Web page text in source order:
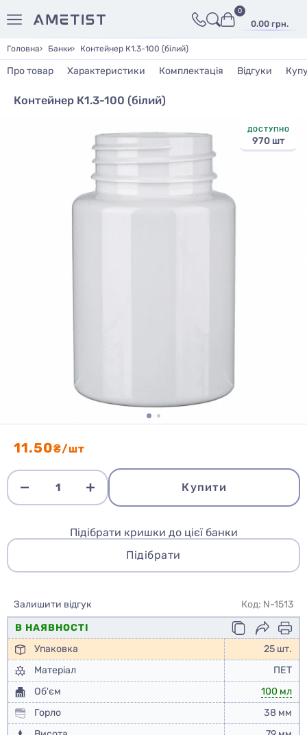
0.00 грн.
0
Головна Банки Контейнер К1.3-100 (білий)
Про товар Характеристики Комплектація Відгуки
Контейнер К1.3-100 (білий)
ДОСТУПНО
970 шт
11.50₴/шт
Купити
Підібрати кришки до цієї банки
Підібрати
Залишити відгук
Код: N-1513
В НАЯВНОСТІ
Упаковка
25 шт.
Матеріал
ПЕТ
Об'єм
100 мл
Горло
38 мм